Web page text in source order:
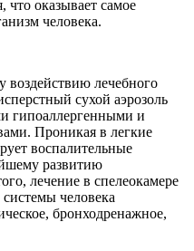
оказывает самое
человека.
воздействию лечебного
сухой аэрозоль
гипоаллергенными и
Проникая в легкие
воспалительные
развитию
лечение в спелеокамере
человека
бронходренажное,